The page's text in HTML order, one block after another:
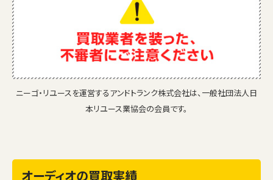
ニーゴ・リユースを運営するアンドトランク株式会社は、一般社団法人日
本リユース業協会の会員です。
オーディオの買取実績